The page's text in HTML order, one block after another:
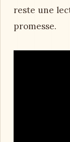
reste une
promesse.